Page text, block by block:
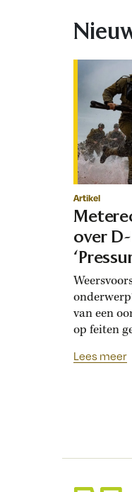
Artikel
over
van een
op feiten
tussen
maand
Lees meer